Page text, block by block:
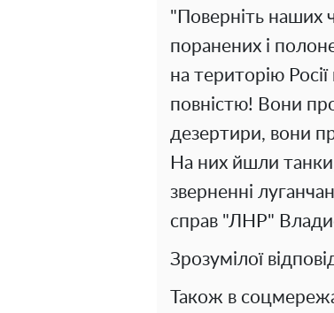
"Поверніть наших
поранених і
на територію
повністю! Вони
дезертири, вони
На них йшли
зверненні
справ "ЛНР"
Зрозумілої
Також в